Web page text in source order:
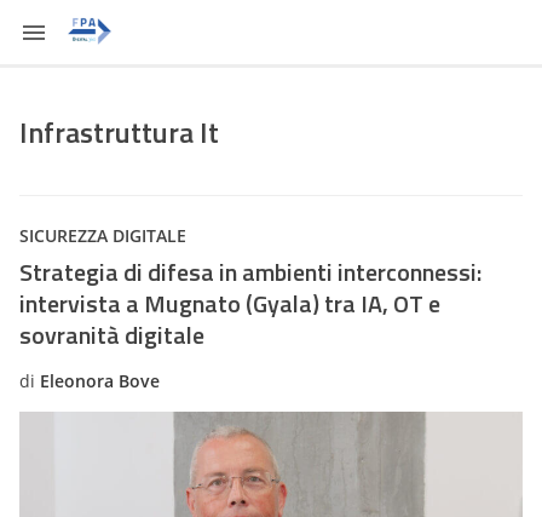
Infrastruttura It
SICUREZZA DIGITALE
Strategia di difesa in ambienti interconnessi:
intervista a Mugnato (Gyala) tra IA, OT e
sovranità digitale
di Eleonora Bove